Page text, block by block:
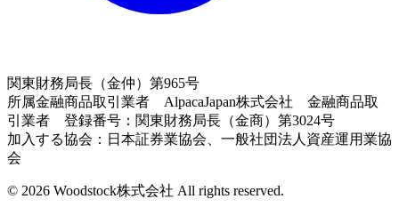
関東財務局長（金仲）第965号
所属金融商品取引業者 AlpacaJapan株式会社 金融商品取
引業者 登録番号：関東財務局長（金商）第3024号
加入する協会：日本証券業協会、一般社団法人資産運用業協
会
© 2026 Woodstock株式会社 All rights reserved.